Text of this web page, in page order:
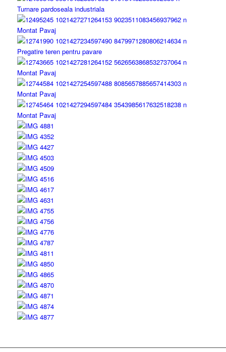
Turnare pardoseala industriala
Montat Pavaj
Pregatire teren pentru pavare
Montat Pavaj
Montat Pavaj
Montat Pavaj